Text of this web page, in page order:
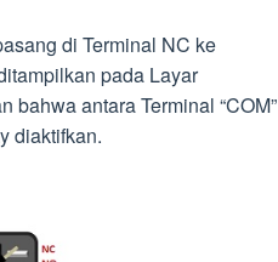
di Terminal NC ke
pada Layar
bahwa antara Terminal “COM”
diaktifkan.